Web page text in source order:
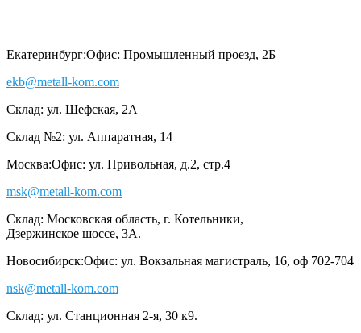
Екатеринбург:Офис: Промышленный проезд, 2Б
ekb@metall-kom.com
Склад: ул. Шефская, 2А
Склад №2: ул. Аппаратная, 14
Москва:Офис: ул. Привольная, д.2, стр.4
msk@metall-kom.com
Склад: Московская область, г. Котельники,
Дзержинское шоссе, 3А.
Новосибирск:Офис: ул. Вокзальная магистраль, 16, оф 702-704
nsk@metall-kom.com
Склад: ул. Станционная 2-я, 30 к9.